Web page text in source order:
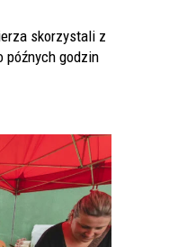
skorzystali z
późnych godzin